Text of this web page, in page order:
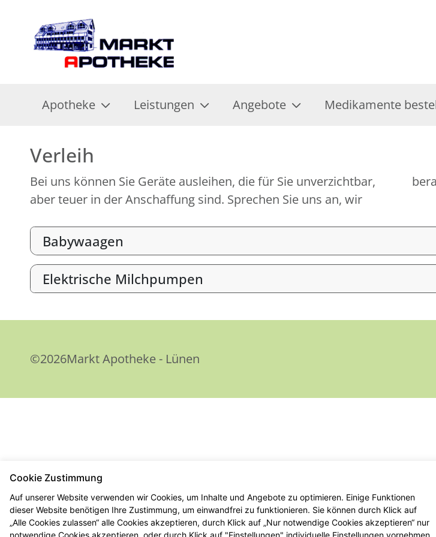
Apotheke Leistungen Angebote Medikamente
Verleih
Bei uns können Sie Geräte ausleihen, die für Sie unverzichtbar,
aber teuer in der Anschaffung sind. Sprechen Sie uns an, wir
Babywaagen
Elektrische Milchpumpen
©2026Markt Apotheke - Lünen
Cookie Zustimmung
Auf unserer Website verwenden wir Cookies, um Inhalte und Angebote zu optimieren. Einige Funktionen
dieser Website benötigen Ihre Zustimmung, um einwandfrei zu funktionieren. Sie können durch Klick auf
„Alle Cookies zulassen“ alle Cookies akzeptieren, durch Klick auf „Nur notwendige Cookies akzeptieren“ nur
notwendige Cookies akzeptieren, oder durch Klick auf "Einstellungen" individuelle Einstellungen vornehmen.